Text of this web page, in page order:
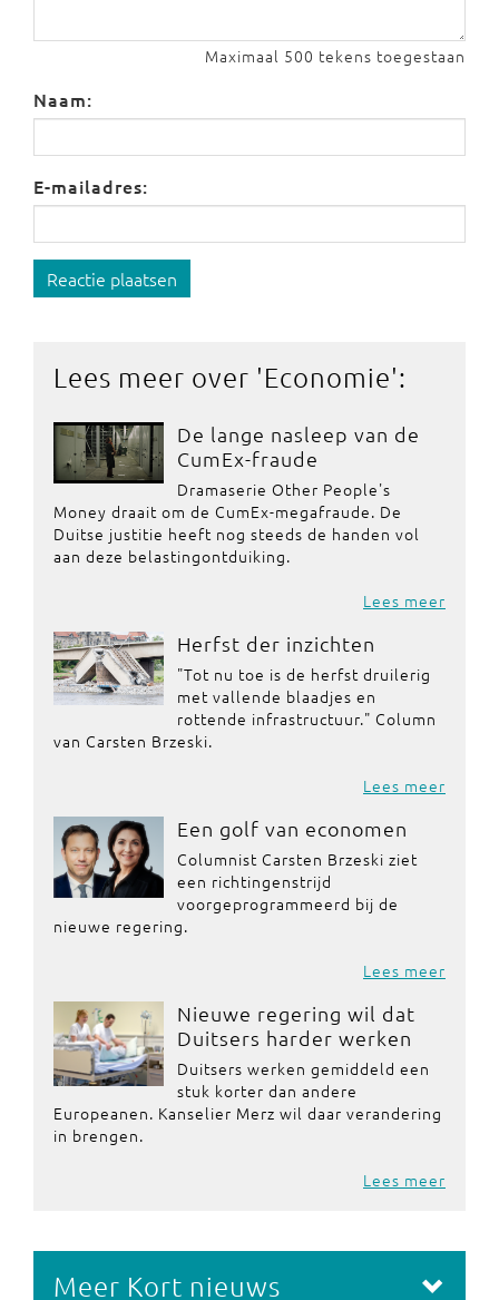
Maximaal 500 tekens toegestaan
Naam:
E-mailadres:
Reactie plaatsen
Lees meer over 'Economie':
De lange nasleep van de
CumEx-fraude
Dramaserie Other People's
Money draait om de CumEx-megafraude. De
Duitse justitie heeft nog steeds de handen vol
aan deze belastingontduiking.
Lees meer
Herfst der inzichten
"Tot nu toe is de herfst druilerig
met vallende blaadjes en
rottende infrastructuur." Column
van Carsten Brzeski.
Lees meer
Een golf van economen
Columnist Carsten Brzeski ziet
een richtingenstrijd
voorgeprogrammeerd bij de
nieuwe regering.
Lees meer
Nieuwe regering wil dat
Duitsers harder werken
Duitsers werken gemiddeld een
stuk korter dan andere
Europeanen. Kanselier Merz wil daar verandering
in brengen.
Lees meer
Meer Kort nieuws